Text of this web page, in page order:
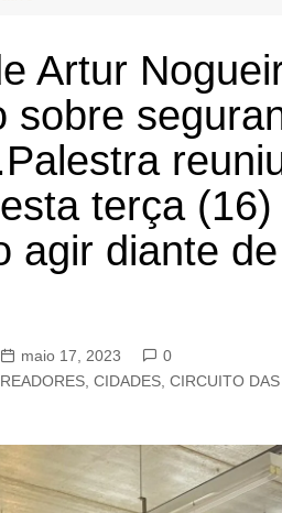
CAMPINAS
ESTIVA GERBI
JAGUARIÚNA
JUNDIAÍ
LIMEIRA
MOGI GUAÇU
MOGI MIRIM
RIBEIRÃO PRETO
Artur
sobre
terça
agir diante
maio 17, 2023
0
CIDADES CIRCUITO